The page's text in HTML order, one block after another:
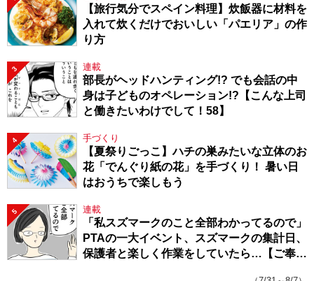
【旅行気分でスペイン料理】炊飯器に材料を
入れて炊くだけでおいしい「パエリア」の作
り方
3 連載
部長がヘッドハンティング!? でも会話の中
身は子どものオペレーション!?【こんな上司
と働きたいわけでして！58】
4 手づくり
【夏祭りごっこ】ハチの巣みたいな立体のお
花「でんぐり紙の花」を手づくり！ 暑い日
はおうちで楽しもう
5 連載
「私スズマークのこと全部わかってるので」
PTAの一大イベント、スズマークの集計日、
保護者と楽しく作業をしていたら…【ご奉仕